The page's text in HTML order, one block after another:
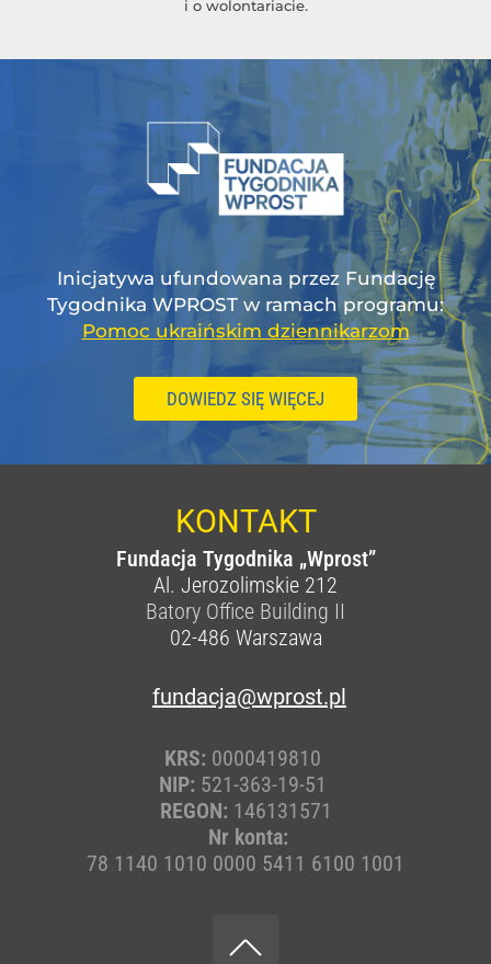
i o wolontariacie.
Inicjatywa ufundowana przez Fundację
Tygodnika WPROST w ramach programu:
Pomoc ukraińskim dziennikarzom
DOWIEDZ SIĘ WIĘCEJ
KONTAKT
Fundacja Tygodnika „Wprost”
Al. Jerozolimskie 212
Batory Office Building II
02-486 Warszawa
fundacja@wprost.pl
KRS: 0000419810
NIP: 521-363-19-51
REGON: 146131571
Nr konta:
78 1140 1010 0000 5411 6100 1001